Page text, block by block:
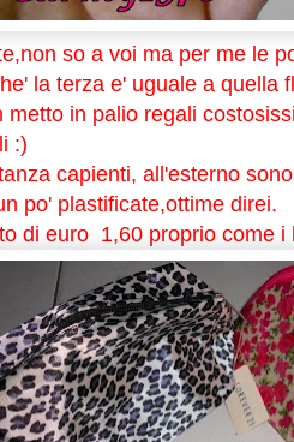
so a voi ma per me le
la terza e' uguale a quella
metto in palio regali
:)
capienti, all'esterno
po' plastificate,ottime direi.
di euro 1,60 proprio come i